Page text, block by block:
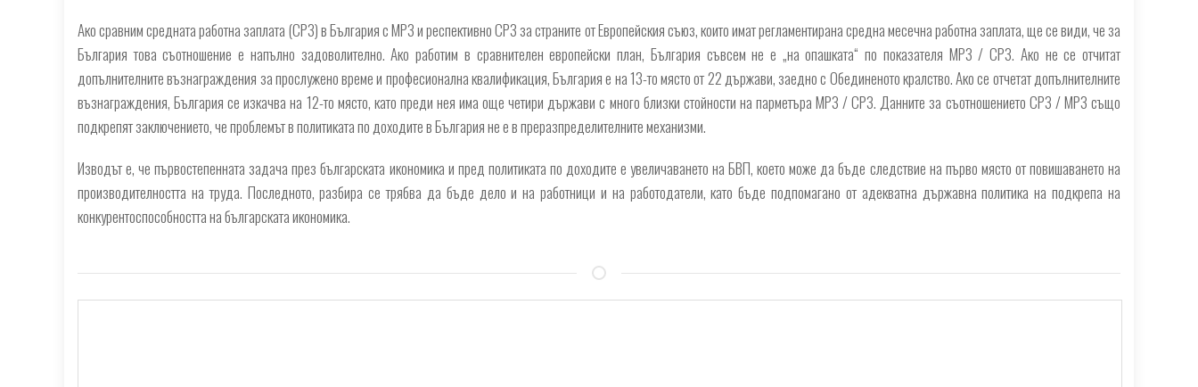
Ако сравним средната работна заплата (СРЗ) в България с МРЗ и респективно СРЗ за страните от Европейския съюз, които имат регламентирана средна месечна работна заплата, ще се види, че за
България това съотношение е напълно задоволително. Ако работим в сравнителен европейски план, България съвсем не е „на опашката“ по показателя МРЗ / СРЗ. Ако не се отчитат
допълнителните възнаграждения за прослужено време и професионална квалификация, България е на 13-то място от 22 държави, заедно с Обединеното кралство. Ако се отчетат допълнителните
възнаграждения, България се изкачва на 12-то място, като преди нея има още четири държави с много близки стойности на парметъра МРЗ / СРЗ. Данните за съотношението СРЗ / МРЗ също
подкрепят заключението, че проблемът в политиката по доходите в България не е в преразпределителните механизми.
Изводът е, че първостепенната задача през българската икономика и пред политиката по доходите е увеличаването на БВП, което може да бъде следствие на първо място от повишаването на
производителността на труда. Последното, разбира се трябва да бъде дело и на работници и на работодатели, като бъде подпомагано от адекватна държавна политика на подкрепа на
конкурентоспособността на българската икономика.